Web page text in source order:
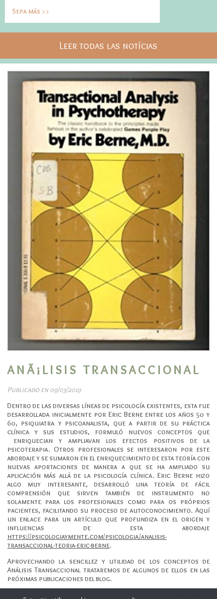
Sepa más >>
Leer todas las notícias
ANÃ¡LISIS TRANSACCIONAL
Publicado en 09/03/2019
Dentro de las diversas líneas de psicología existentes, esta fue
desarrollada inicialmente por Eric Berne entre los años 50 y
60, psiquiatra y psicoanalista, que a partir de su práctica
clínica y sus estudios, formuló nuevos conceptos que
enriquecian y ampliavan los efectos positivos de la
psicoterapia. Otros profesionales se interesaron por este
abordaje y se sumaron en el enriquecimiento de esta teoría con
nuevas aportaciones de manera a que se ha ampliado su
aplicación más allá de la psicología clínica. Eric Berne hizo
algo muy interesante, desarrolló una teoría de fácil
comprensión que sirven también de instrumento no
solamente para los profesionales como para os próprios
pacientes, facilitando su proceso de autoconocimiento. Aquí
un enlace para un artículo que profundiza en el origen y
influencias de esta abordaje
https://psicologiaymente.com/psicologia/analisis-
transaccional-teoria-eric-berne.
Aprovechando la sencillez y utilidad de los conceptos de
Análisis Transaccional trataremos de algunos de ellos en las
próximas publicaciones del blog.